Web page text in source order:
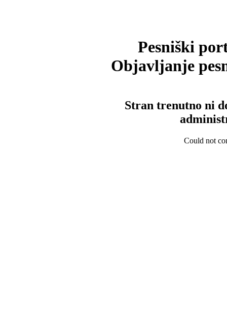
Pesniški
Objavljanje
Stran trenutno ni
Could not